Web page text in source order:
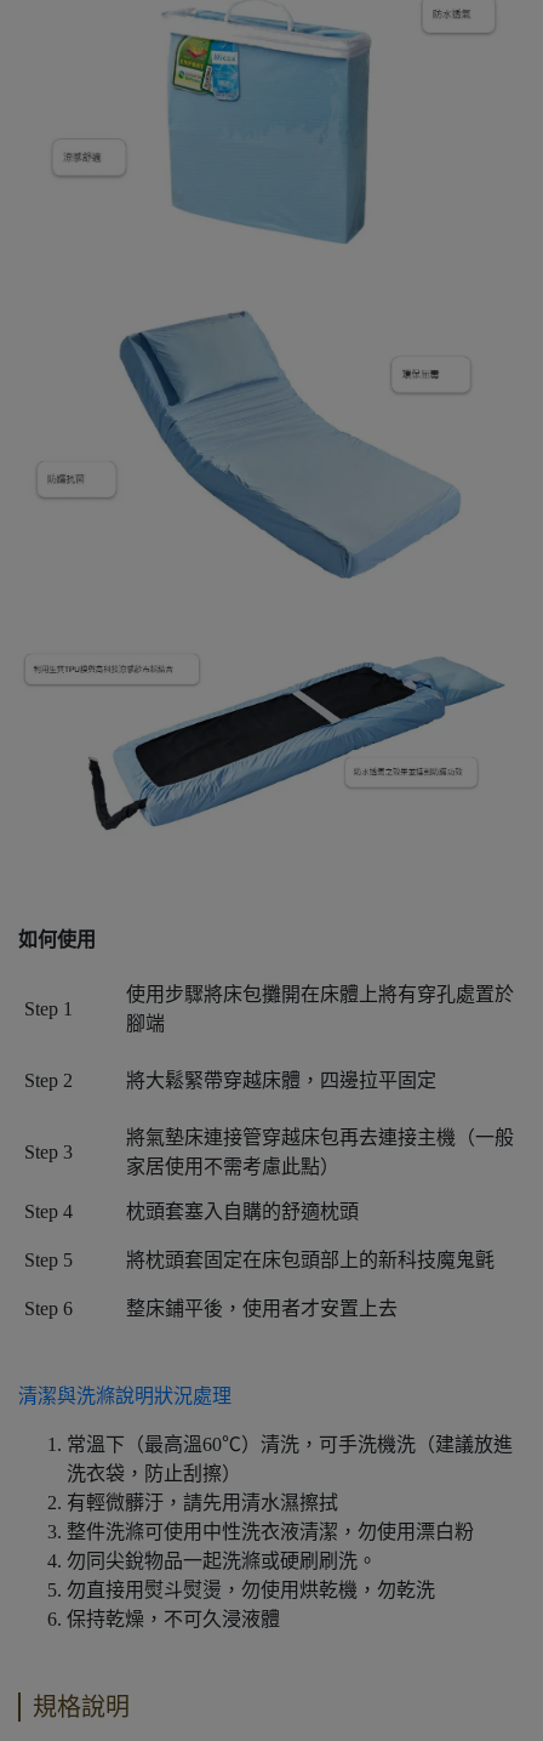
如何使用
Step 1
使用步驟將床包攤開在床體上將有穿孔處置於
腳端
Step 2 將大鬆緊帶穿越床體，四邊拉平固定
Step 3
將氣墊床連接管穿越床包再去連接主機（一般
家居使用不需考慮此點）
Step 4 枕頭套塞入自購的舒適枕頭
Step 5 將枕頭套固定在床包頭部上的新科技魔鬼氈
Step 6 整床鋪平後，使用者才安置上去
清潔與洗滌說明狀況處理
常溫下（最高溫60℃）清洗，可手洗機洗（建議放進
洗衣袋，防止刮擦）
有輕微髒汙，請先用清水濕擦拭
整件洗滌可使用中性洗衣液清潔，勿使用漂白粉
勿同尖銳物品一起洗滌或硬刷刷洗。
勿直接用熨斗熨燙，勿使用烘乾機，勿乾洗
保持乾燥，不可久浸液體
規格說明